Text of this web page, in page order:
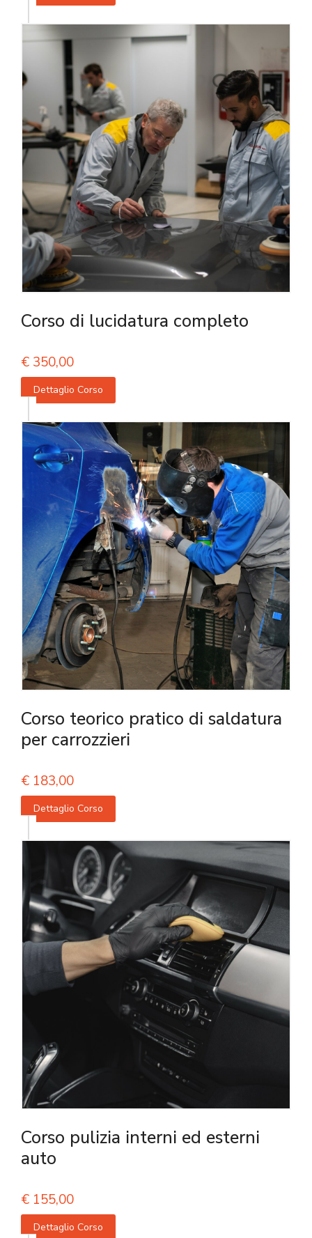
Corso di lucidatura completo
€ 350,00
Dettaglio Corso
Corso teorico pratico di saldatura
per carrozzieri
€ 183,00
Dettaglio Corso
Corso pulizia interni ed esterni
auto
€ 155,00
Dettaglio Corso